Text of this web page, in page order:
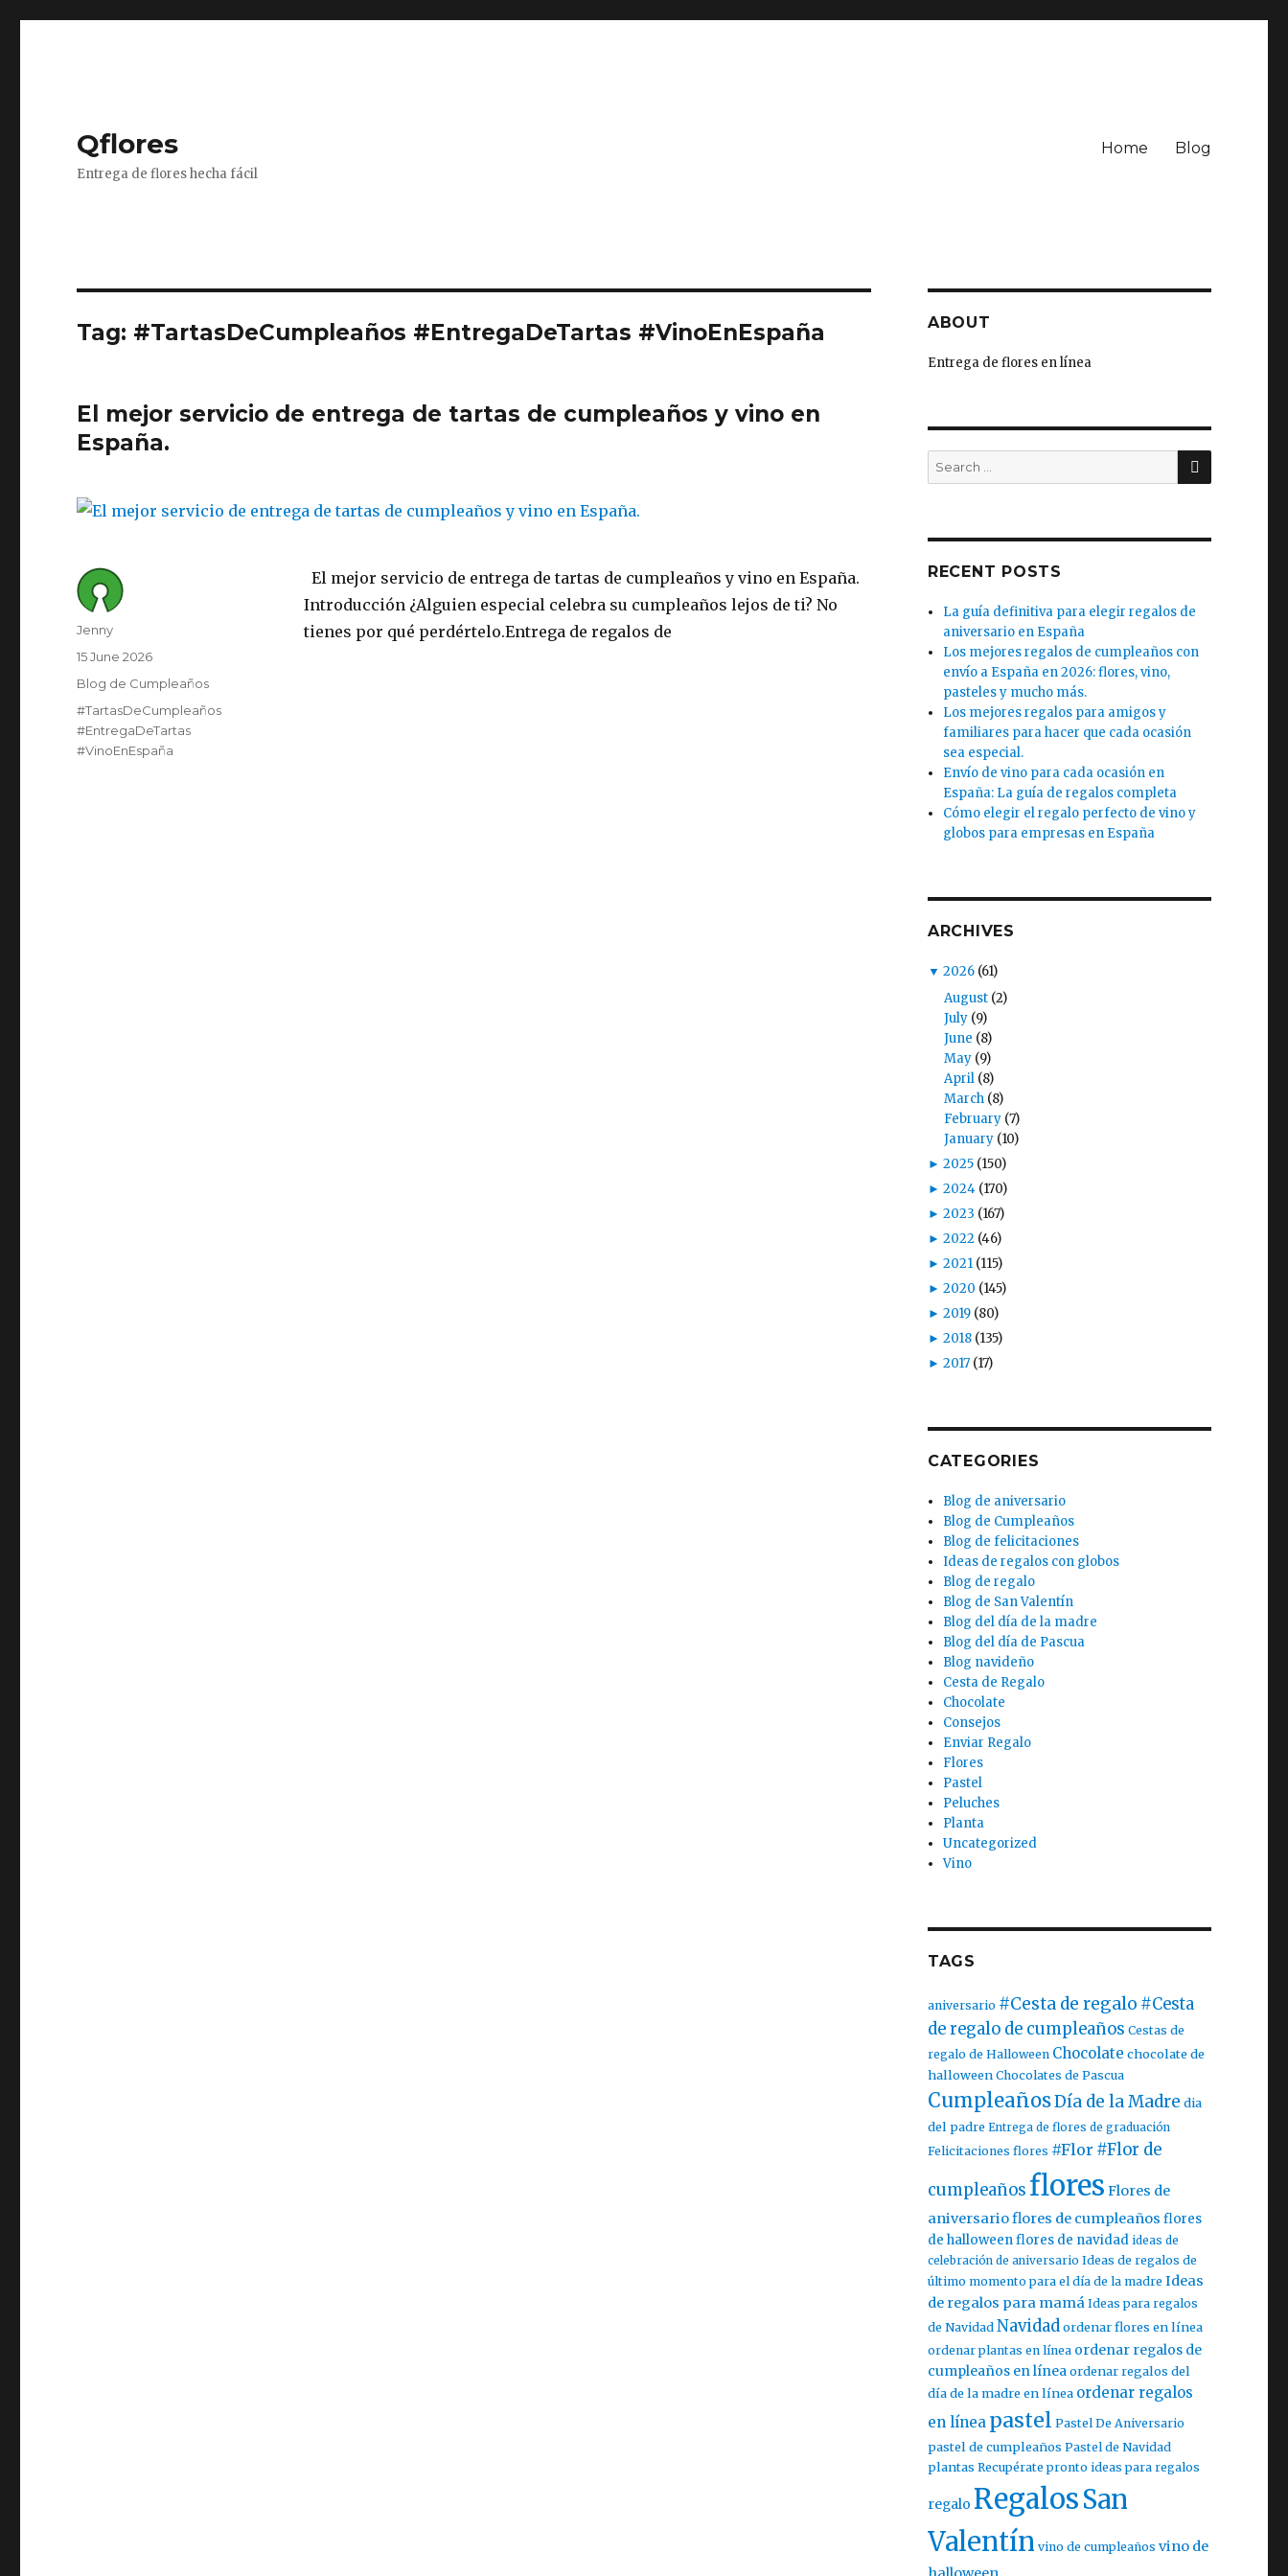
Qflores
Entrega de flores hecha fácil
Home Blog
Tag: #TartasDeCumpleaños #EntregaDeTartas #VinoEnEspaña
El mejor servicio de entrega de tartas de cumpleaños y vino en
España.
El mejor servicio de entrega de tartas de cumpleaños y vino en España.
Introducción ¿Alguien especial celebra su cumpleaños lejos de ti? No
tienes por qué perdértelo.Entrega de regalos de
Author
Jenny
Posted
on
15 June 2026
Category
Blog de Cumpleaños
Tags
#TartasDeCumpleaños
#EntregaDeTartas
#VinoEnEspaña
ABOUT
Entrega de flores en línea
Search
for:
SEARCH
RECENT POSTS
La guía definitiva para elegir regalos de
aniversario en España
Los mejores regalos de cumpleaños con
envío a España en 2026: flores, vino,
pasteles y mucho más.
Los mejores regalos para amigos y
familiares para hacer que cada ocasión
sea especial.
Envío de vino para cada ocasión en
España: La guía de regalos completa
Cómo elegir el regalo perfecto de vino y
globos para empresas en España
ARCHIVES
▼ 2026 (61)
August (2)
July (9)
June (8)
May (9)
April (8)
March (8)
February (7)
January (10)
► 2025 (150)
► 2024 (170)
► 2023 (167)
► 2022 (46)
► 2021 (115)
► 2020 (145)
► 2019 (80)
► 2018 (135)
► 2017 (17)
CATEGORIES
Blog de aniversario
Blog de Cumpleaños
Blog de felicitaciones
Ideas de regalos con globos
Blog de regalo
Blog de San Valentín
Blog del día de la madre
Blog del día de Pascua
Blog navideño
Cesta de Regalo
Chocolate
Consejos
Enviar Regalo
Flores
Pastel
Peluches
Planta
Uncategorized
Vino
TAGS
aniversario #Cesta de regalo #Cesta
de regalo de cumpleaños Cestas de
regalo de Halloween Chocolate chocolate de
halloween Chocolates de Pascua
CumpleañosDía de la Madre dia
del padre Entrega de flores de graduación
Felicitaciones flores #Flor #Flor de
cumpleañosflores Flores de
aniversarioflores de cumpleaños flores
de halloweenflores de navidad ideas de
celebración de aniversario Ideas de regalos de
último momento para el día de la madre Ideas
de regalos para mamá Ideas para regalos
de Navidad Navidadordenar flores en línea
ordenar plantas en línea ordenar regalos de
cumpleaños en línea ordenar regalos del
día de la madre en línea ordenar regalos
en línea pastel Pastel De Aniversario
pastel de cumpleaños Pastel de Navidad
plantas Recupérate pronto ideas para regalos
regalo RegalosSan
Valentín vino de cumpleaños vino de